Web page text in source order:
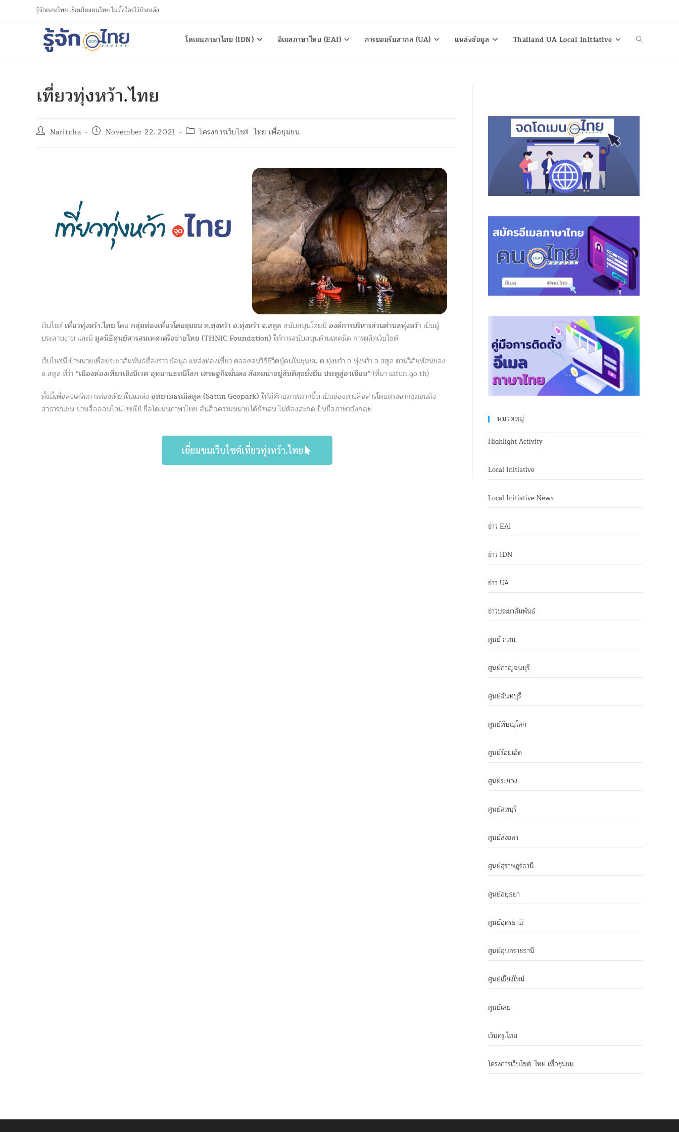
รู้จักดอทไทย เชื่อมโยงคนไทย ไม่ทิ้งใครไว้ข้างหลัง
โดเมนภาษาไทย (IDN) อีเมลภาษาไทย (EAI) การยอมรับสากล (UA) แหล่งข้อมูล Thailand UA Local Initiative
เที่ยวทุ่งหว้า.ไทย
Naritcha November 22, 2021 โครงการเว็บไซต์ .ไทย เพื่อชุมชน
เว็บไซต์ เที่ยวทุ่งหว้า.ไทย โดย กลุ่มท่องเที่ยวโดยชุมชน ต.ทุ่งหว้า อ.ทุ่งหว้า จ.สตูล สนับสนุนโดยมี องค์การบริหารส่วนตำบลทุ่งหว้า เป็นผู้
ประสานงาน และมี มูลนิธิศูนย์สารสนเทศเครือข่ายไทย (THNIC Foundation) ให้การสนับสนุนด้านเทคนิค การผลิตเว็บไซต์
เว็บไซต์มีเป้าหมายเพื่อประชาสัมพันธ์เรื่องราว ข้อมูล แหล่งท่องเที่ยว ตลอดจนวิถีชีวิตผู้คนในชุมชน ต.ทุ่งหว้า อ.ทุ่งหว้า จ.สตูล ตามวิสัยทัศน์ของ
จ.สตูล ที่ว่า “เมืองท่องเที่ยวเชิงนิเวศ อุทยานธรณีโลก เศรษฐกิจมั่นคง สังคมน่าอยู่สันติสุขยั่งยืน ประตูสู่อาเซียน” (ที่มา satun.go.th)
ทั้งนี้เพื่อส่งเสริมการท่องเที่ยวในแหล่ง อุทยานธรณีสตูล (Satun Geopark) ให้มีศักยภาพมากขึ้น เป็นช่องทางสื่อสารโดยตรงจากชุมชนถึง
สาธารณชน ผ่านสื่อออนไลน์โดยใช้ ชื่อโดเมนภาษาไทย อันสื่อความหมายได้ชัดเจน ไม่ต้องสะกดเป็นชื่อภาษาอังกฤษ
เยี่ยมชมเว็บไซต์เที่ยวทุ่งหว้า.ไทย
หมวดหมู่
Highlight Activity
Local Initiative
Local Initiative News
ข่าว EAI
ข่าว IDN
ข่าว UA
ข่าวประชาสัมพันธ์
ศูนย์ กทม.
ศูนย์กาญจนบุรี
ศูนย์จันทบุรี
ศูนย์พิษณุโลก
ศูนย์ร้อยเอ็ด
ศูนย์ระยอง
ศูนย์ลพบุรี
ศูนย์สงขลา
ศูนย์สุราษฎร์ธานี
ศูนย์อยุธยา
ศูนย์อุดรธานี
ศูนย์อุบลราชธานี
ศูนย์เชียงใหม่
ศูนย์เลย
เว็บครู.ไทย
โครงการเว็บไซต์ .ไทย เพื่อชุมชน